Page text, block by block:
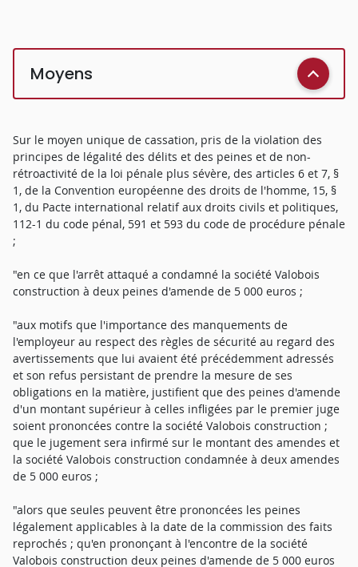
Moyens
Sur le moyen unique de cassation, pris de la violation des
principes de légalité des délits et des peines et de non-
rétroactivité de la loi pénale plus sévère, des articles 6 et 7, §
1, de la Convention européenne des droits de l'homme, 15, §
1, du Pacte international relatif aux droits civils et politiques,
112-1 du code pénal, 591 et 593 du code de procédure pénale
;
"en ce que l'arrêt attaqué a condamné la société Valobois
construction à deux peines d'amende de 5 000 euros ;
"aux motifs que l'importance des manquements de
l'employeur au respect des règles de sécurité au regard des
avertissements que lui avaient été précédemment adressés
et son refus persistant de prendre la mesure de ses
obligations en la matière, justifient que des peines d'amende
d'un montant supérieur à celles infligées par le premier juge
soient prononcées contre la société Valobois construction ;
que le jugement sera infirmé sur le montant des amendes et
la société Valobois construction condamnée à deux amendes
de 5 000 euros ;
"alors que seules peuvent être prononcées les peines
légalement applicables à la date de la commission des faits
reprochés ; qu'en prononçant à l'encontre de la société
Valobois construction deux peines d'amende de 5 000 euros